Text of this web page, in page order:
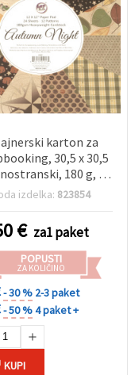
karton za
30,5 x 30,5
180 g, 12
dizajnov – 24
izdelka: 823854
€ za1 paket
POPUSTI
ZA KOLIČINO
- 30 % 2-3 paket
- 50 %4 paket +
KUPI